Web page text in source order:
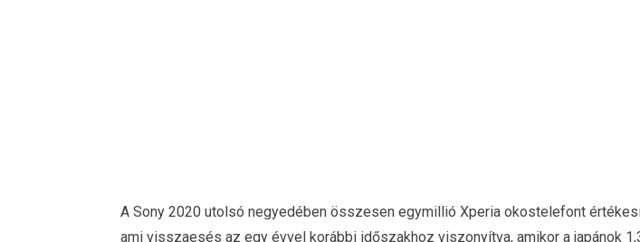
A Sony 2020 utolsó negyedében összesen egymillió Xperia okostelefont
ami visszaesés az egy évvel korábbi időszakhoz viszonyítva, amikor a japánok